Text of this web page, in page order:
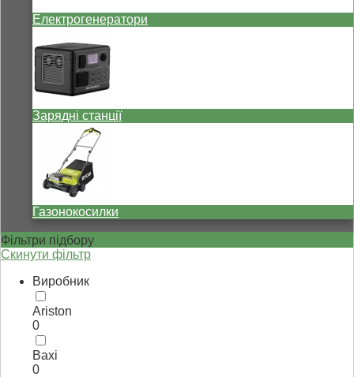
Електрогенератори
Зарядні станції
Газонокосилки
Фільтри підбору
Скинути фільтр
Виробник
Ariston
0
Baxi
0